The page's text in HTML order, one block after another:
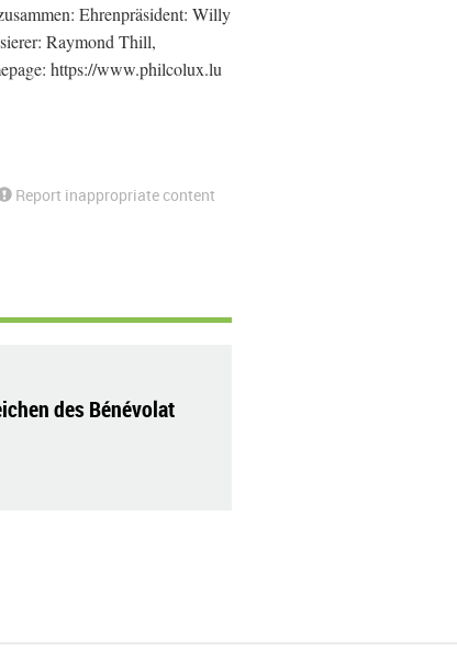
Ehrenpräsident: Willy
Raymond Thill,
https://www.philcolux.lu
Report inappropriate content
des Bénévolat